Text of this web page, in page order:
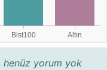
henüz yorum yok